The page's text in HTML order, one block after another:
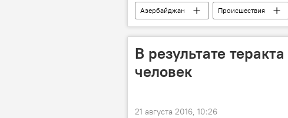
Азербайджан Происшествия
В результате
человек
21 августа 2016, 10:26